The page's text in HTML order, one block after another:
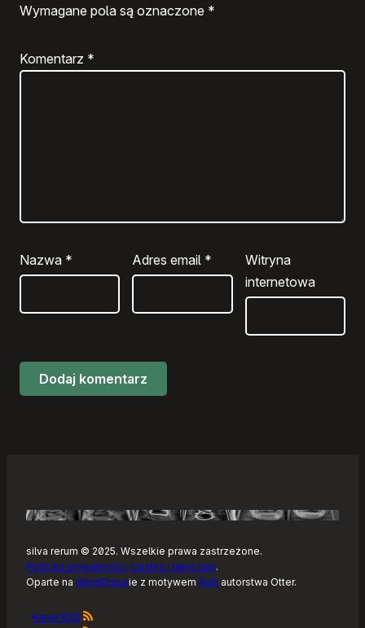
Wymagane pola są oznaczone *
Komentarz *
Nazwa * Adres email *
Witryna
internetowa
silva rerum © 2025. Wszelkie prawa zastrzeżone.
Polityka prywatności, ciastka i takie tam.
Oparte na WordPressie z motywem Raft autorstwa Otter.
Kanał RSS